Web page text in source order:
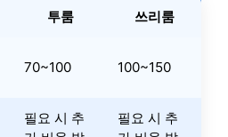
투룸 쓰리룸
70~100 100~150
필요 시 추
필요 시 추